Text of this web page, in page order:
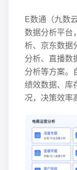
E数通（九数
数据分析平台
析、京东数据
分析、直播数
分析等方案。
绩效数据、库
况，决策效率